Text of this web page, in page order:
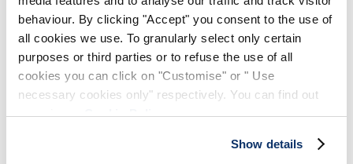
behaviour. By clicking "Accept" you consent to the use of
all cookies we use. To granularly select only certain
purposes or third parties or to refuse the use of all
cookies you can click on "Customise" or " Use
necessary cookies only" respectively. You can find out
more in ourCookie Policy.
Show details
NOTES DE STYLE
Le top Grit réinterprète le classique modèle sans manches
estival dans un mélange coton fin et confortable travaillé à
côtes, avec des détails féminins comme le profond col en V
Col en V profond devant et derrière. Sans manches. Motif à